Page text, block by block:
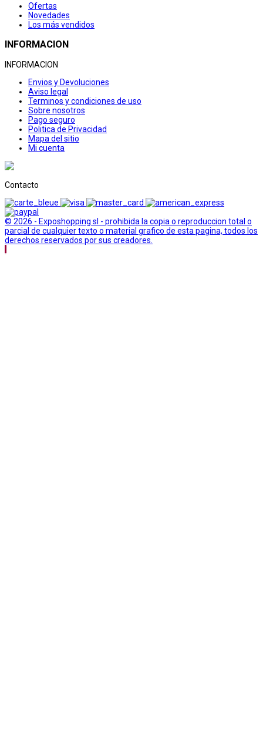
Ofertas
Novedades
Los más vendidos
INFORMACION
INFORMACION
Envios y Devoluciones
Aviso legal
Terminos y condiciones de uso
Sobre nosotros
Pago seguro
Politica de Privacidad
Mapa del sitio
Mi cuenta
Contacto
© 2026 - Exposhopping sl - prohibida la copia o reproduccion total o
parcial de cualquier texto o material grafico de esta pagina, todos los
derechos reservados por sus creadores.